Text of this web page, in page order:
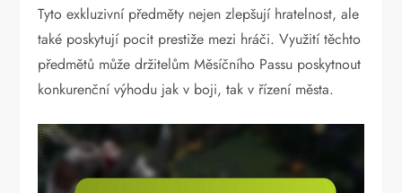
Tyto exkluzivní předměty nejen zlepšují hratelnost, ale
také poskytují pocit prestiže mezi hráči. Využití těchto
předmětů může držitelům Měsíčního Passu poskytnout
konkurenční výhodu jak v boji, tak v řízení města.